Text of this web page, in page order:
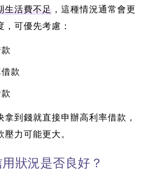
生活費不足 ，這種情況通常會更
可優先考慮：
款
拿到錢就直接申辦高利率借款，
力可能更大。
狀況是否良好？